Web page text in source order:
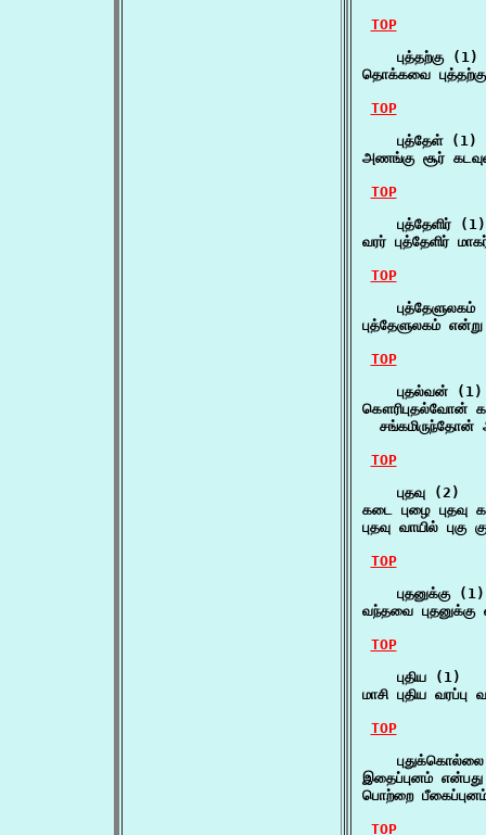
TOP
    புத்தற்கு (1)
தொக்கவை
TOP
    புத்தேள் (1)
அணங்கு சூர்
TOP
    புத்தேளிர் (1)
வரர் புத்தேளிர்
TOP
புத்தேளுலகம்
புத்தேளுலகம்
TOP
    புதல்வன் (1)
கௌரிபுதல்வோன்
TOP
    புதவு (2)
கடை புழை
புதவு வாயில் புகு
TOP
    புதனுக்கு (1)
வந்தவை
TOP
    புதிய (1)
மாசி புதிய
TOP
இதைப்புனம்
பொற்றை
TOP